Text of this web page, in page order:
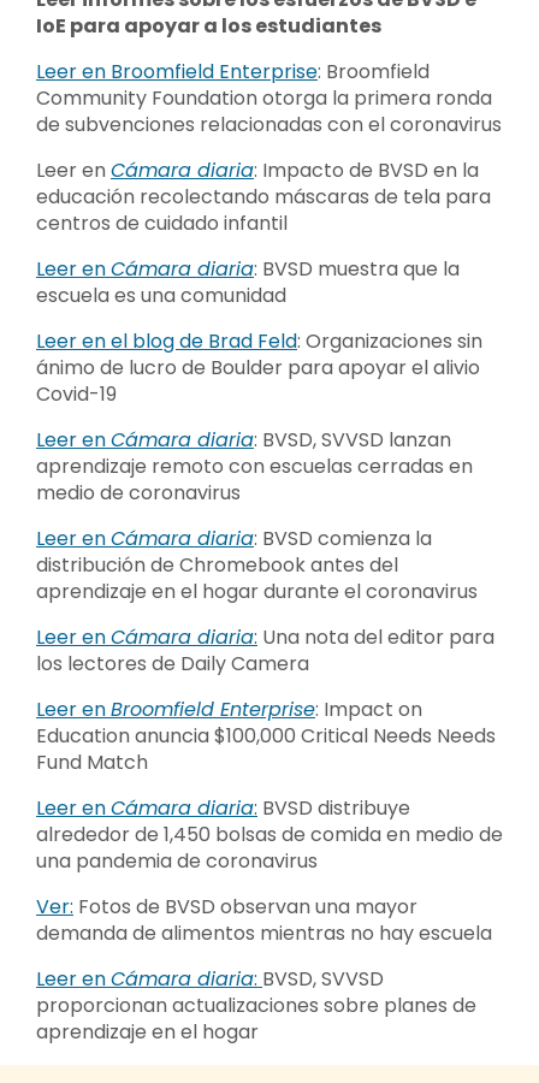
IoE para apoyar a los estudiantes
Leer en Broomfield Enterprise: Broomfield
Community Foundation otorga la primera ronda
de subvenciones relacionadas con el coronavirus
Leer enCámara diaria: Impacto de BVSD en la
educación recolectando máscaras de tela para
centros de cuidado infantil
Leer enCámara diaria: BVSD muestra que la
escuela es una comunidad
Leer en el blog de Brad Feld: Organizaciones sin
ánimo de lucro de Boulder para apoyar el alivio
Covid-19
Leer enCámara diaria: BVSD, SVVSD lanzan
aprendizaje remoto con escuelas cerradas en
medio de coronavirus
Leer enCámara diaria: BVSD comienza la
distribución de Chromebook antes del
aprendizaje en el hogar durante el coronavirus
Leer enCámara diaria: Una nota del editor para
los lectores de Daily Camera
Leer enBroomfield Enterprise: Impact on
Education anuncia $100,000 Critical Needs Needs
Fund Match
Leer enCámara diaria: BVSD distribuye
alrededor de 1,450 bolsas de comida en medio de
una pandemia de coronavirus
Ver: Fotos de BVSD observan una mayor
demanda de alimentos mientras no hay escuela
Leer enCámara diaria: BVSD, SVVSD
proporcionan actualizaciones sobre planes de
aprendizaje en el hogar